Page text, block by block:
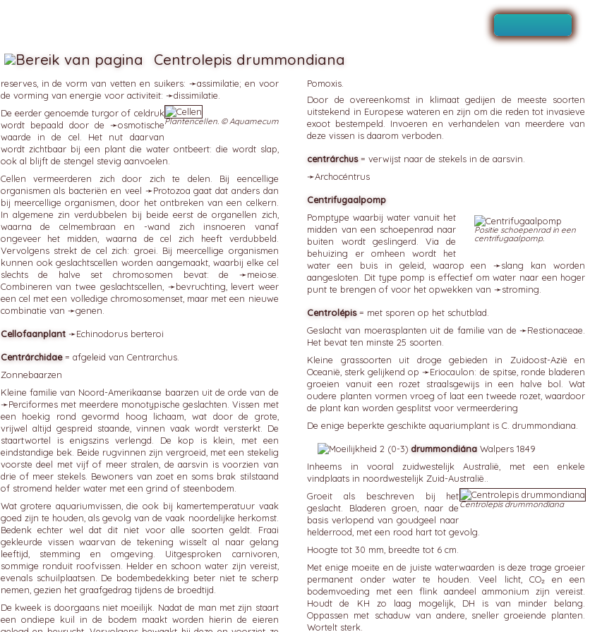
Centrolepis drummondiana
reserves, in de vorm van vetten en suikers: ➛assimilatie; en voor
de vorming van energie voor activiteit: ➛dissimilatie
Plantencellen. © Aquamecum
De eerder genoemde turgor of celdruk
wordt bepaald door de ➛osmotische
waarde in de cel. Het nut daarvan
wordt zichtbaar bij een plant die water ontbeert: die wordt slap,
ook al blijft de stengel stevig aanvoelen.
Cellen vermeerderen zich door zich te delen. Bij eencellige
organismen als bacteriën en veel ➛Protozoa gaat dat anders dan
bij meercellige organismen, door het ontbreken van een celkern.
In algemene zin verdubbelen bij beide eerst de organellen zich,
waarna de celmembraan en -wand zich insnoeren vanaf
ongeveer het midden, waarna de cel zich heeft verdubbeld.
Vervolgens strekt de cel zich: groei. Bij meercellige organismen
kunnen ook geslachtscellen worden aangemaakt, waarbij elke cel
slechts de halve set chromosomen bevat: de ➛meiose
Combineren van twee geslachtscellen, ➛bevruchting , levert weer
een cel met een volledige chromosomenset, maar met een nieuwe
combinatie van ➛genen
Cellofaanplant➛Echinodorusberteroi
Centrárchidae = afgeleid van Centrarchus.
Zonnebaarzen
Kleine familie van Noord-Amerikaanse baarzen uit de orde van de
➛Perciformesmet meerdere monotypische geslachten. Vissen met
een hoekig rond gevormd hoog lichaam, wat door de grote,
vrijwel altijd gespreid staande, vinnen vaak wordt versterkt. De
staartwortel is enigszins verlengd. De kop is klein, met een
eindstandige bek. Beide rugvinnen zijn vergroeid, met een stekelig
voorste deel met vijf of meer stralen, de aarsvin is voorzien van
drie of meer stekels. Bewoners van zoet en soms brak stilstaand
of stromend helder water met een grind of steenbodem.
Wat grotere aquariumvissen, die ook bij kamertemperatuur vaak
goed zijn te houden, als gevolg van de vaak noordelijke herkomst.
Bedenk echter wel dat dit niet voor alle soorten geldt. Fraai
gekleurde vissen waarvan de tekening wisselt al naar gelang
leeftijd, stemming en omgeving. Uitgesproken carnivoren,
sommige ronduit roofvissen. Helder en schoon water zijn vereist,
evenals schuilplaatsen. De bodembedekking beter niet te scherp
nemen, gezien het graafgedrag tijdens de broedtijd.
De kweek is doorgaans niet moeilijk. Nadat de man met zijn staart
een ondiepe kuil in de bodem maakt worden hierin de eieren
Pomoxis.
Door de overeenkomst in klimaat gedijen de meeste soorten
uitstekend in Europese wateren en zijn om die reden tot invasieve
exoot bestempeld. Invoeren en verhandelen van meerdere van
deze vissen is daarom verboden.
centrárchus = verwijst naar de stekels in de aarsvin.
➛Archocéntrus
Centrifugaalpomp
Positie schoepenrad in een
centrifugaalpomp.
Pomptype waarbij water vanuit het
midden van een schoepenrad naar
buiten wordt geslingerd. Via de
behuizing er omheen wordt het
water een buis in geleid, waarop een ➛slang kan worden
aangesloten. Dit type pomp is effectief om water naar een hoger
punt te brengen of voor het opwekken van ➛stroming
Centrolépis = met sporen op het schutblad.
Geslacht van moerasplanten uit de familie van de ➛Restionaceae
Het bevat ten minste 25 soorten.
Kleine grassoorten uit droge gebieden in Zuidoost-Azië en
Oceanië, sterk gelijkend op ➛Eriocaulon: de spitse, ronde bladeren
groeien vanuit een rozet straalsgewijs in een halve bol. Wat
oudere planten vormen vroeg of laat een tweede rozet, waardoor
de plant kan worden gesplitst voor vermeerdering
De enige beperkte geschikte aquariumplant is C. drummondiana.
drummondiána Walpers 1849
Inheems in vooral zuidwestelijk Australië, met een enkele
vindplaats in noordwestelijk Zuid-Australië..
Centrolepis drummondiana
Groeit als beschreven bij het
geslacht. Bladeren groen, naar de
basis verlopend van goudgeel naar
helderrood, met een rood hart tot gevolg.
Hoogte tot 30 mm, breedte tot 6 cm.
Met enige moeite en de juiste waterwaarden is deze trage groeier
permanent onder water te houden. Veel licht, CO₂ en een
bodemvoeding met een flink aandeel ammonium zijn vereist.
Houdt de KH zo laag mogelijk, DH is van minder belang.
Oppassen met schaduw van andere, sneller groeiende planten.
Wortelt sterk.